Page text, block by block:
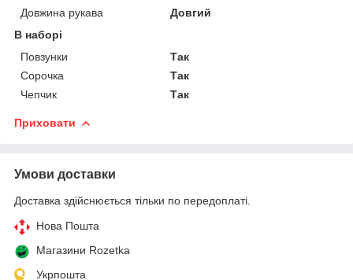
Довжина рукава
Довгий
В наборі
Повзунки
Так
Сорочка
Так
Чепчик
Так
Приховати
Умови доставки
Доставка здійснюється тільки по передоплаті.
Нова Пошта
Магазини Rozetka
Укрпошта